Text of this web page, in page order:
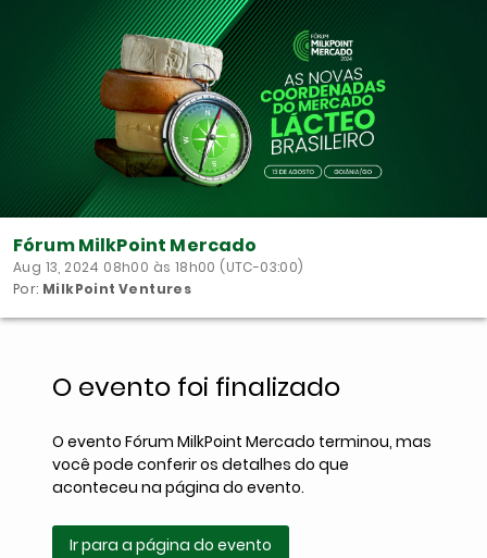
Fórum MilkPoint Mercado
Aug 13, 2024 08h00 às 18h00 (UTC-03:00)
Por: MilkPoint Ventures
O evento foi finalizado
O evento Fórum MilkPoint Mercado terminou, mas
você pode conferir os detalhes do que
aconteceu na página do evento.
Ir para a página do evento